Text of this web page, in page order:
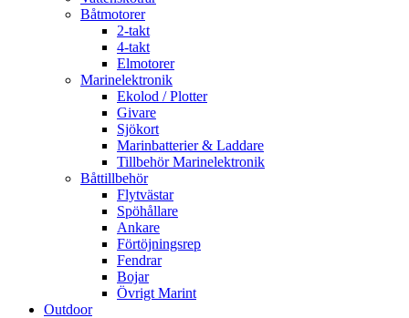
Båtmotorer
2-takt
4-takt
Elmotorer
Marinelektronik
Ekolod / Plotter
Givare
Sjökort
Marinbatterier & Laddare
Tillbehör Marinelektronik
Båttillbehör
Flytvästar
Spöhållare
Ankare
Förtöjningsrep
Fendrar
Bojar
Övrigt Marint
Outdoor